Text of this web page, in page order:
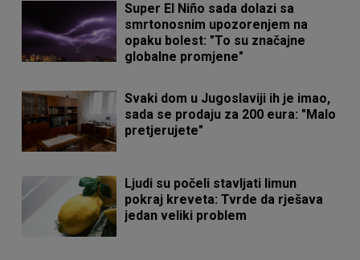
Super El Niño sada dolazi sa
smrtonosnim upozorenjem na
opaku bolest: "To su značajne
globalne promjene"
Svaki dom u Jugoslaviji ih je imao,
sada se prodaju za 200 eura: "Malo
pretjerujete"
Ljudi su počeli stavljati limun
pokraj kreveta: Tvrde da rješava
jedan veliki problem